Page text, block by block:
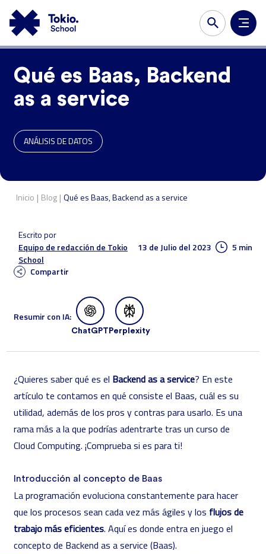
Qué es Baas, Backend
as a service
ANÁLISIS DE DATOS
Inicio | Blog | Qué es Baas, Backend as a service
Escrito por
Equipo de redacción de Tokio
School
13 de Julio del 2023 5 min
Compartir
Resumir con IA:
ChatGPT Perplexity
¿Quieres saber qué es el Backend as a service? En este
artículo te contamos en qué consiste el Baas, cuál es su
utilidad, además de los pros y contras para usarlo. Es una
rama más a la que podrías adentrarte tras un curso de
Cloud Computing. ¡Comprueba si es para ti!
Introducción al concepto de Baas
La programación evoluciona constantemente para hacer
que los procesos sean cada vez más ágiles y los flujos de
trabajo más eficientes. Aquí es donde entra en juego el
concepto de Backend as a service (Baas).